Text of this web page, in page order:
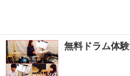
無料ドラム体験